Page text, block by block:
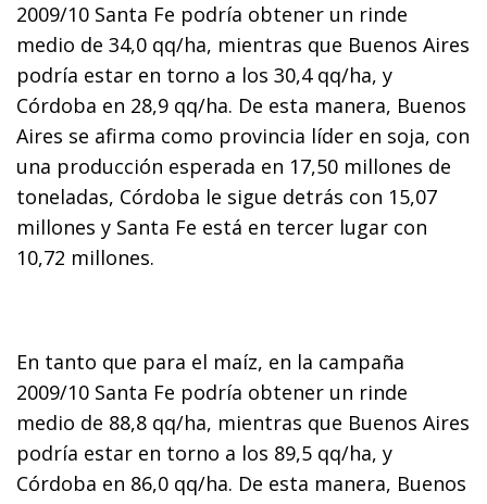
2009/10 Santa Fe podría obtener un rinde
medio de 34,0 qq/ha, mientras que Buenos Aires
podría estar en torno a los 30,4 qq/ha, y
Córdoba en 28,9 qq/ha. De esta manera, Buenos
Aires se afirma como provincia líder en soja, con
una producción esperada en 17,50 millones de
toneladas, Córdoba le sigue detrás con 15,07
millones y Santa Fe está en tercer lugar con
10,72 millones.
En tanto que para el maíz, en la campaña
2009/10 Santa Fe podría obtener un rinde
medio de 88,8 qq/ha, mientras que Buenos Aires
podría estar en torno a los 89,5 qq/ha, y
Córdoba en 86,0 qq/ha. De esta manera, Buenos